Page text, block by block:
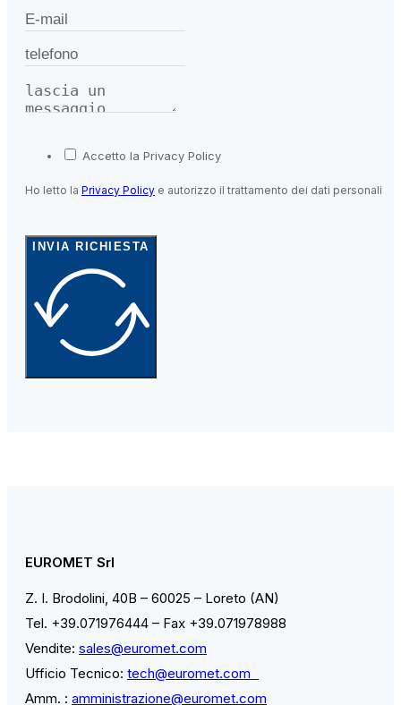
Accetto la Privacy Policy
Ho letto la Privacy Policy e autorizzo il trattamento dei dati personali
INVIA RICHIESTA
EUROMET Srl
Z. I. Brodolini, 40B – 60025 – Loreto (AN)
Tel. +39.071976444 – Fax +39.071978988
Vendite: sales@euromet.com
Ufficio Tecnico: tech@euromet.com
Amm. : amministrazione@euromet.com